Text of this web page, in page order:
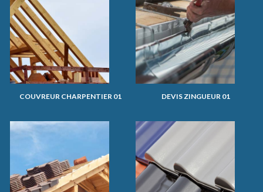
COUVREUR CHARPENTIER 01 DEVIS ZINGUEUR 01